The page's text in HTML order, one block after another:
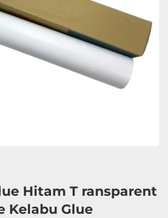
Hitam T
Kelabu Glue